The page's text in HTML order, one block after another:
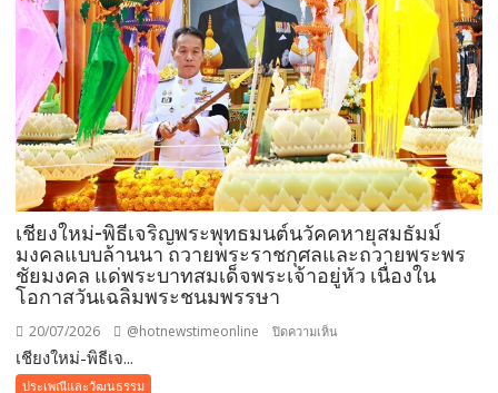
และ
สังฆทาน
แห่ง
เสริม
สิริ
มงคล
ใน
เทศกาล
เข้า
พรรษา
เชียงใหม่-พิธีเจริญพระพุทธมนต์นวัคคหายุสมธัมม์
มงคลแบบล้านนา ถวายพระราชกุศลและถวายพระพร
ชัยมงคล แด่พระบาทสมเด็จพระเจ้าอยู่หัว เนื่องใน
โอกาสวันเฉลิมพระชนมพรรษา
20/07/2026 @hotnewstimeonline ปิดความเห็น
เชียงใหม่-พิธีเจ...
ประเพณีและวัฒนธรรม